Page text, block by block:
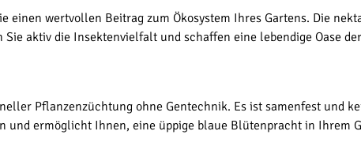
einen wertvollen Beitrag zum Ökosystem Ihres Gartens. Die
aktiv die Insektenvielfalt und schaffen eine lebendige Oase
Pflanzenzüchtung ohne Gentechnik. Es ist samenfest und
und ermöglicht Ihnen, eine üppige blaue Blütenpracht in Ihrem